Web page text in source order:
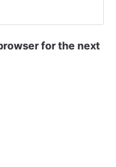
for the next